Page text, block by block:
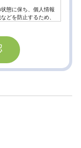
態に保ち、個人情報
どを防止するため、
のご連絡や業務のご
資料のご送付に利用
切に管理し、次のい
社が業務を委託する